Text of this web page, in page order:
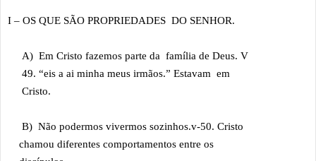
I – OS QUE SÃO PROPRIEDADES DO SENHOR.
A) Em Cristo fazemos parte da família de Deus. V
49. “eis a ai minha meus irmãos.” Estavam em
Cristo.
B) Não podermos vivermos sozinhos.v-50. Cristo
chamou diferentes comportamentos entre os